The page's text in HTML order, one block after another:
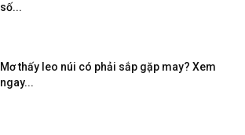
số...
Mơ thấy leo núi có phải sắp gặp may? Xem
ngay...